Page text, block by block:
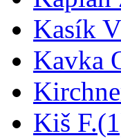
Kasík
Kavka
Kiš F.